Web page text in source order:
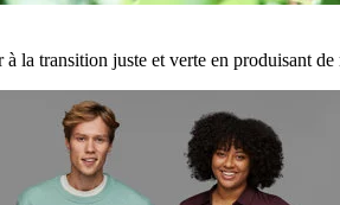
la transition juste et verte en produisant